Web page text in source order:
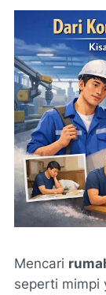
Mencari
seperti mimpi